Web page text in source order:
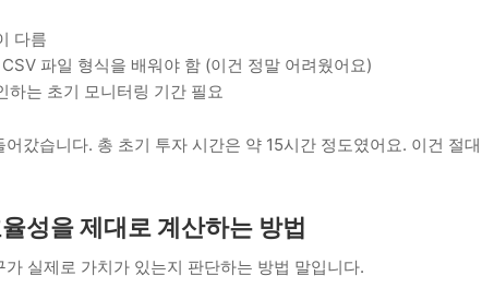
다름
파일 형식을 배워야 함 (이건 정말 어려웠어요)
는 초기 모니터링 기간 필요
갔습니다. 총 초기 투자 시간은 약 15시간 정도였어요. 이건 절대
성을 제대로 계산하는 방법
실제로 가치가 있는지 판단하는 방법 말입니다.